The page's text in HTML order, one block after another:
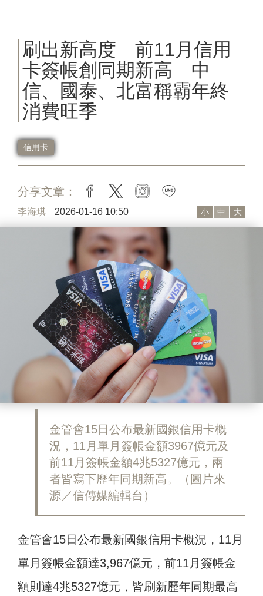
刷出新高度 前11月信用
卡簽帳創同期新高 中
信、國泰、北富稱霸年終
消費旺季
信用卡
分享文章： facebook
twitter instagram
李海琪 2026-01-16 10:50 小 中 大
金管會15日公布最新國銀信用卡概
況，11月單月簽帳金額3967億元及
前11月簽帳金額4兆5327億元，兩
者皆寫下歷年同期新高。（圖片來
源／信傳媒編輯台）
金管會15日公布最新國銀信用卡概況，11月
單月簽帳金額達3,967億元，前11月簽帳金
額則達4兆5327億元，皆刷新歷年同期最高